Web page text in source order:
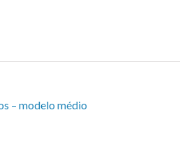
– modelo médio